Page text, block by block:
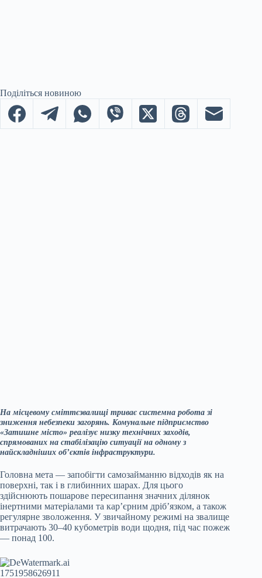
Поділіться новиною
На місцевому сміттєзвалищі триває системна робота зі
зниження небезпеки загорянь. Комунальне підприємство
«Затишне місто» реалізує низку технічних заходів,
спрямованих на стабілізацію ситуації на одному з
найскладніших об’єктів інфраструктури.
Головна мета — запобігти самозайманню відходів як на
поверхні, так і в глибинних шарах. Для цього
здійснюють пошарове пересипання значних ділянок
інертними матеріалами та кар’єрним дріб’язком, а також
регулярне зволоження. У звичайному режимі на звалище
витрачають 30–40 кубометрів води щодня, під час пожеж
— понад 100.